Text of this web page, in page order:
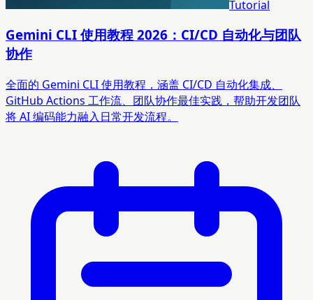
Tutorial
Gemini CLI 使用教程 2026：CI/CD 自动化与团队
协作
全面的 Gemini CLI 使用教程，涵盖 CI/CD 自动化集成、
GitHub Actions 工作流、团队协作最佳实践，帮助开发团队
将 AI 编码能力融入日常开发流程。